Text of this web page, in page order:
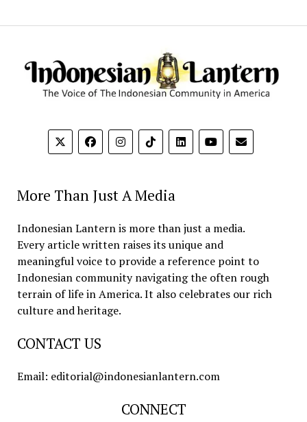
More Than Just A Media
Indonesian Lantern is more than just a media.
Every article written raises its unique and
meaningful voice to provide a reference point to
Indonesian community navigating the often rough
terrain of life in America. It also celebrates our rich
culture and heritage.
CONTACT US
Email: editorial@indonesianlantern.com
CONNECT